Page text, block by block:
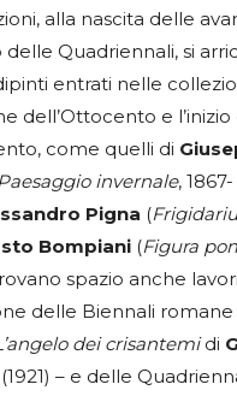
alla nascita delle
delle Quadriennali, si
entrati nelle
dell’Ottocento e l’inizio
come quelli di
invernale, 1867-
Pigna (
Bompiani (Figura
spazio anche
delle Biennali romane
dei crisantemidi
(1921) – e delle